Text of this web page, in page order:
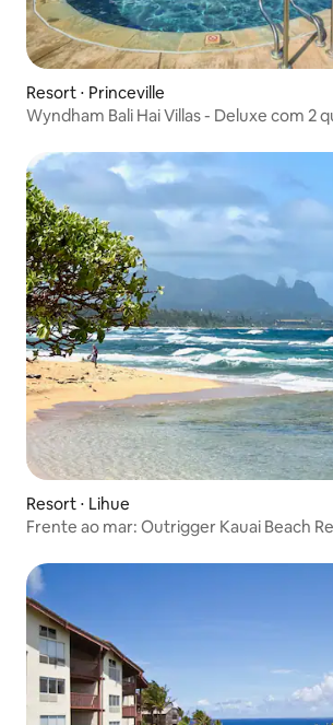
Resort ⋅ Princeville
Wyndham Bali Hai Villas - Deluxe com 2
Resort ⋅ Lihue
Frente ao mar: Outrigger Kauai Beach